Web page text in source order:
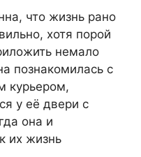
что жизнь рано
хотя порой
немало
познакомилась с
у её двери с
она и
их жизнь